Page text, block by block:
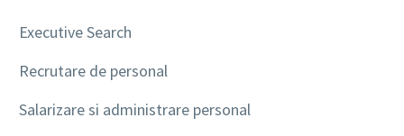
Executive Search
Recrutare de personal
Salarizare si administrare personal